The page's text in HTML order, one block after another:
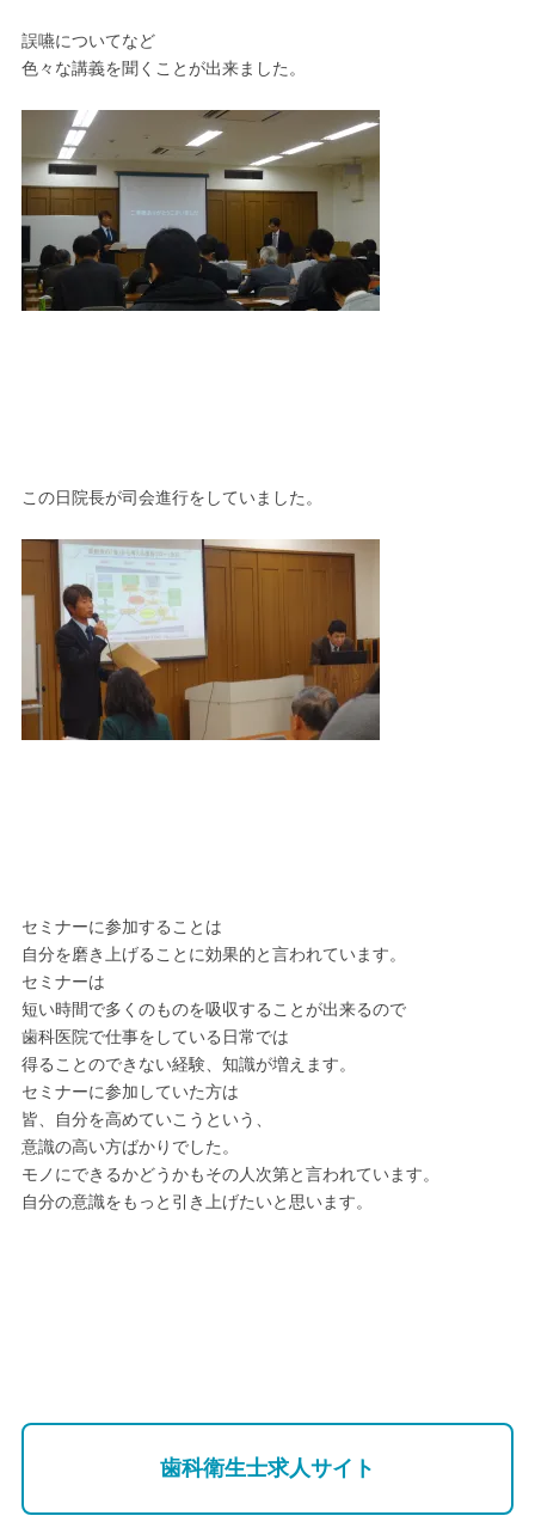
誤嚥についてなど
色々な講義を聞くことが出来ました。
この日院長が司会進行をしていました。
セミナーに参加することは
自分を磨き上げることに効果的と言われています。
セミナーは
短い時間で多くのものを吸収することが出来るので
歯科医院で仕事をしている日常では
得ることのできない経験、知識が増えます。
セミナーに参加していた方は
皆、自分を高めていこうという、
意識の高い方ばかりでした。
モノにできるかどうかもその人次第と言われています。
自分の意識をもっと引き上げたいと思います。
歯科衛生士求人サイト